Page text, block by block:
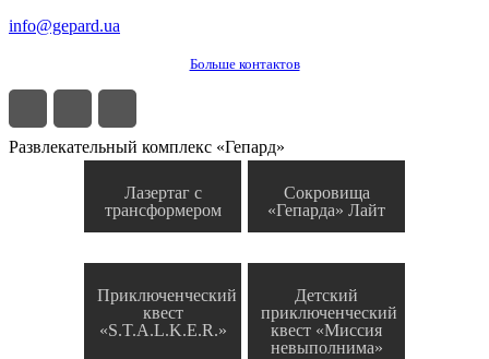
info@gepard.ua
Больше контактов
Развлекательный комплекс «Гепард»
Лазертаг с
трансформером
Сокровища
«Гепарда» Лайт
Приключенческий
квест
«S.T.A.L.K.E.R.»
Детский
приключенческий
квест «Миссия
невыполнима»